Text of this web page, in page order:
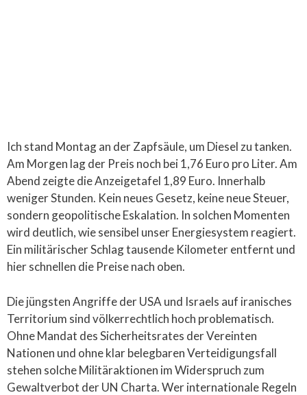
Ich stand Montag an der Zapfsäule, um Diesel zu tanken.
Am Morgen lag der Preis noch bei 1,76 Euro pro Liter. Am
Abend zeigte die Anzeigetafel 1,89 Euro. Innerhalb
weniger Stunden. Kein neues Gesetz, keine neue Steuer,
sondern geopolitische Eskalation. In solchen Momenten
wird deutlich, wie sensibel unser Energiesystem reagiert.
Ein militärischer Schlag tausende Kilometer entfernt und
hier schnellen die Preise nach oben.
Die jüngsten Angriffe der USA und Israels auf iranisches
Territorium sind völkerrechtlich hoch problematisch.
Ohne Mandat des Sicherheitsrates der Vereinten
Nationen und ohne klar belegbaren Verteidigungsfall
stehen solche Militäraktionen im Widerspruch zum
Gewaltverbot der UN Charta. Wer internationale Regeln